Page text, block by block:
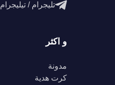
تليجرام / تيليجرام
و اكثر
مدونة
كرت هدية